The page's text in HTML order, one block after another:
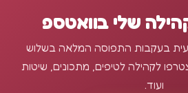
שלי בוואטספ
בעקבות התפוסה המלאה בשלוש
לקהילה לטיפים, מתכונים, שיטות
ועוד.